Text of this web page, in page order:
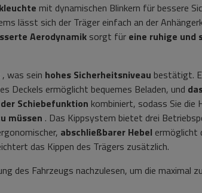
mit dynamischen Blinkern für bessere
lässt sich der Träger einfach an der
Aerodynamik sorgt für eine ruhige und
, was sein hohes Sicherheitsniveau bestätigt.
Deckels ermöglicht bequemes Beladen, und
der Schiebefunktion kombiniert, sodass Sie die
müssen . Das Kippsystem bietet drei
abschließbarer Hebel ermöglicht
das Kippen des Trägers zusätzlich.
des Fahrzeugs nachzulesen, um die maximal